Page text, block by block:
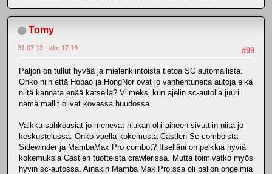
Tomy
#99
31.07.13 - klo: 17.19
Paljon on tullut hyvää ja mielenkiintoista tietoa SC automallista.
Onko niin että Hobao ja HongNor ovat jo vanhentuneita autoja eikä
niitä kannata enää katsella? Viimeksi kun ajelin sc-autolla juuri
nämä mallit olivat kovassa huudossa.
Vaikka sähköasiat jo menevät hiukan ohi aiheen sivuttiin niitä jo
keskustelussa. Onko väellä kokemusta Castlen Sc comboista -
Sidewinder ja MambaMax Pro combot? Itselläni on pelkkiä hyviä
kokemuksia Castlen tuotteista crawlerissa. Mutta toimivatko myös
hyvin sc-autossa. Ainakin Mamba Max Pro:ssa oli paljon ongelmia